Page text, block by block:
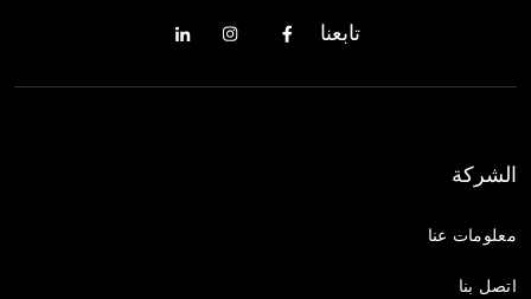
تابعنا
الشركة
معلومات عنا
اتصل بنا